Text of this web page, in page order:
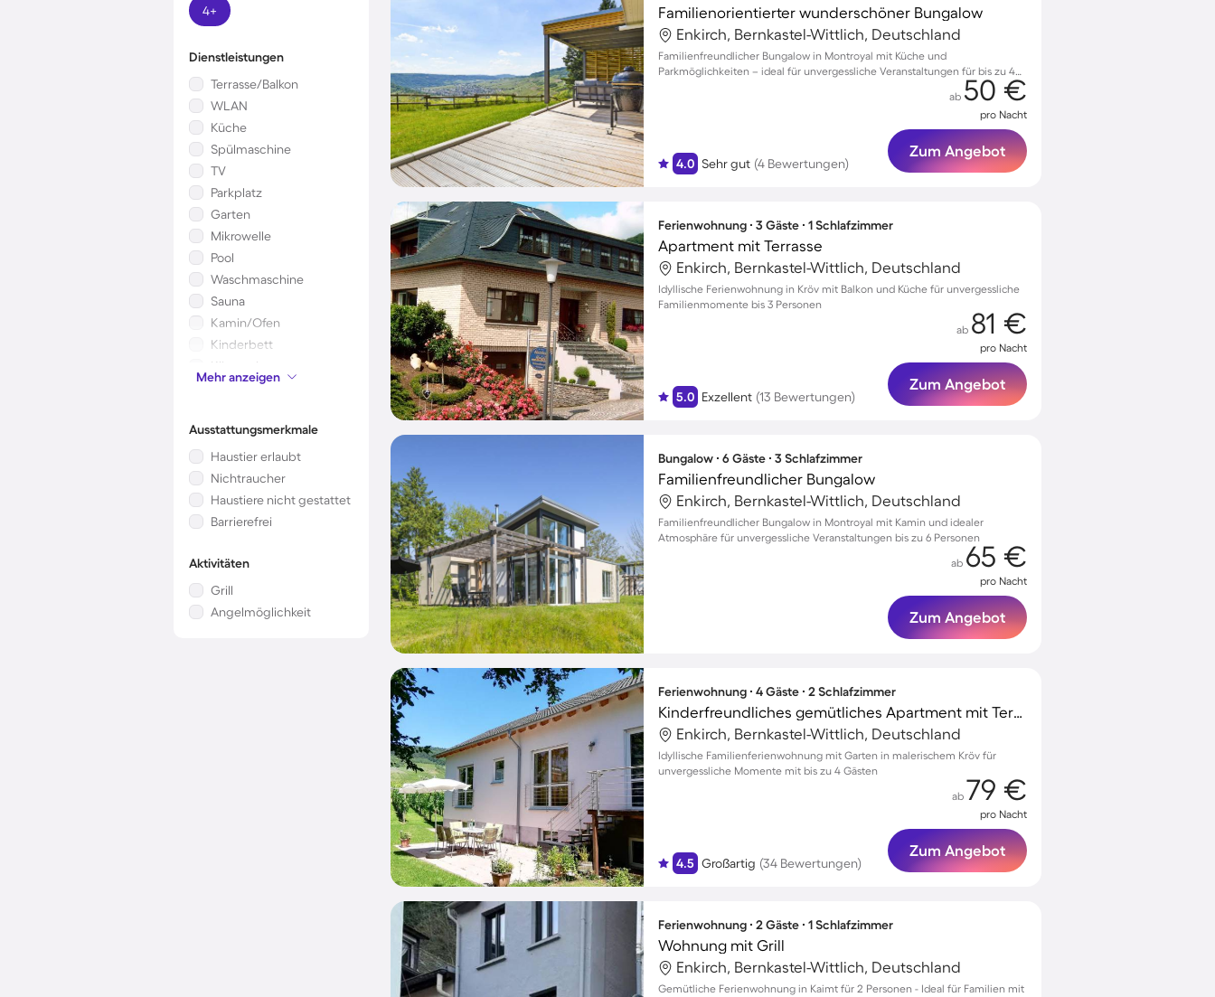
4+
Dienstleistungen
Terrasse/Balkon
WLAN
Küche
Spülmaschine
TV
Parkplatz
Garten
Mikrowelle
Pool
Waschmaschine
Sauna
Kamin/Ofen
Kinderbett
Klimaanlage
Whirlpool
Mehr anzeigen
Ausstattungsmerkmale
Haustier erlaubt
Nichtraucher
Haustiere nicht gestattet
Barrierefrei
Aktivitäten
Grill
Angelmöglichkeit
Familienorientierter wunderschöner Bungalow
Enkirch, Bernkastel-Wittlich, Deutschland
Familienfreundlicher Bungalow in Montroyal mit Küche und
Parkmöglichkeiten – ideal für unvergessliche Veranstaltungen für bis zu 4
4.0 Sehr gut (4 Bewertungen)
ab 50 €
pro Nacht
Zum Angebot
Ferienwohnung ∙ 3 Gäste ∙ 1 Schlafzimmer
Apartment mit Terrasse
Enkirch, Bernkastel-Wittlich, Deutschland
Idyllische Ferienwohnung in Kröv mit Balkon und Küche für unvergessliche
Familienmomente bis 3 Personen
5.0 Exzellent (13 Bewertungen)
ab 81 €
pro Nacht
Zum Angebot
Bungalow ∙ 6 Gäste ∙ 3 Schlafzimmer
Familienfreundlicher Bungalow
Enkirch, Bernkastel-Wittlich, Deutschland
Familienfreundlicher Bungalow in Montroyal mit Kamin und idealer
Atmosphäre für unvergessliche Veranstaltungen bis zu 6 Personen
ab 65 €
pro Nacht
Zum Angebot
Ferienwohnung ∙ 4 Gäste ∙ 2 Schlafzimmer
Kinderfreundliches gemütliches Apartment mit Terrasse, Garten und Grill | Gartenblick
Enkirch, Bernkastel-Wittlich, Deutschland
Idyllische Familienferienwohnung mit Garten in malerischem Kröv für
unvergessliche Momente mit bis zu 4 Gästen
4.5 Großartig (34 Bewertungen)
ab 79 €
pro Nacht
Zum Angebot
Ferienwohnung ∙ 2 Gäste ∙ 1 Schlafzimmer
Wohnung mit Grill
Enkirch, Bernkastel-Wittlich, Deutschland
Gemütliche Ferienwohnung in Kaimt für 2 Personen - Ideal für Familien mit